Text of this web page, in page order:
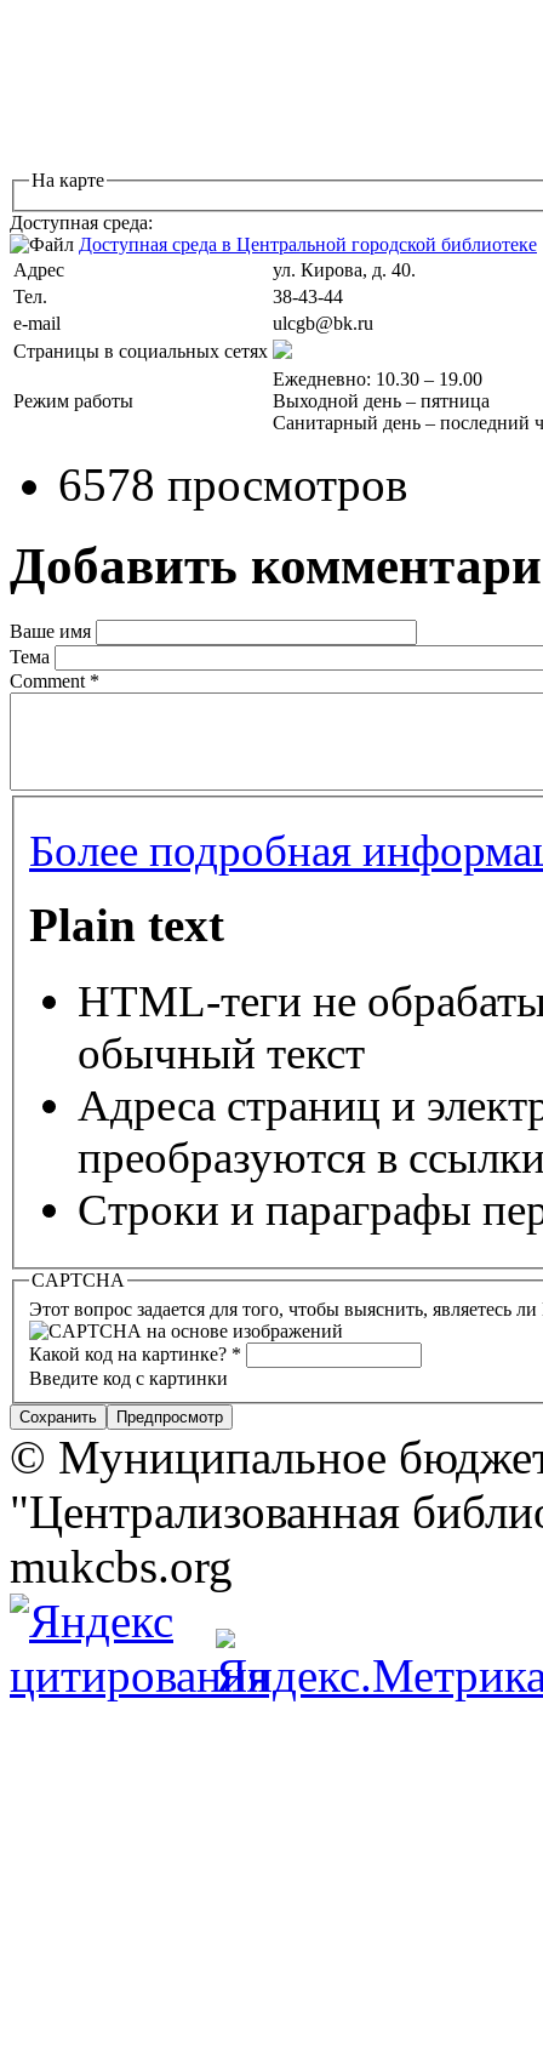
На карте
Доступная среда:
Доступная среда в Центральной городской библиотеке
Адрес
ул. Кирова, д. 40.
Тел.
38-43-44
e-mail
ulcgb@bk.ru
Страницы в социальных сетях
Режим работы
Ежедневно: 10.30 – 19.00
Выходной день – пятница
Санитарный день – последний
6578 просмотров
Добавить
Ваше имя
Тема
Comment *
Более подробная
Plain text
HTML-теги не
обычный текст
Адреса страниц и
преобразуются в
Строки и параграфы
CAPTCHA
Этот вопрос задается для того, чтобы выяснить, являетесь
Какой код на картинке? *
Введите код с картинки
© Муниципальное
"Централизованная
mukcbs.org